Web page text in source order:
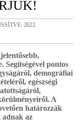
2022.
pontos
demográfiai
egészségi
A
határozzák
adnak az